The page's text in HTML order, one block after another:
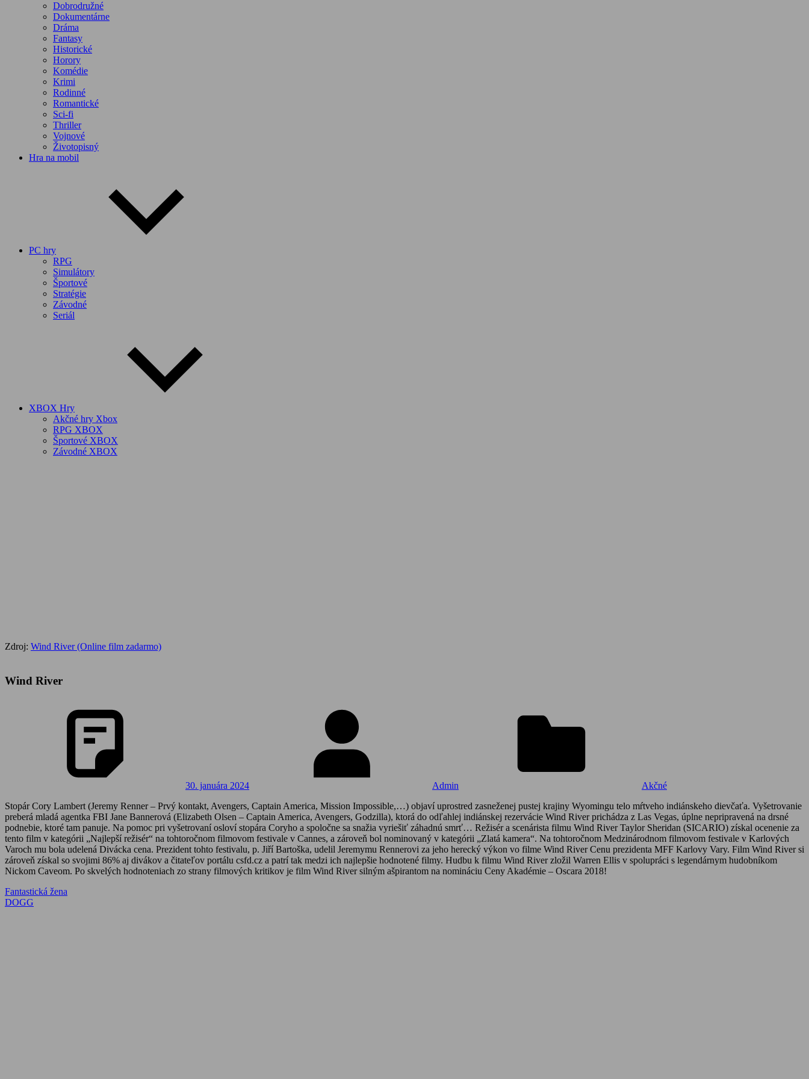
Dobrodružné
Dokumentárne
Dráma
Fantasy
Historické
Horory
Komédie
Krimi
Rodinné
Romantické
Sci-fi
Thriller
Vojnové
Životopisný
Hra na mobil
PC hry
RPG
Simulátory
Športové
Stratégie
Závodné
Seriál
XBOX Hry
Akčné hry Xbox
RPG XBOX
Športové XBOX
Závodné XBOX
Zdroj: Wind River (Online film zadarmo)
Wind River
30. januára 2024 Admin
Akčné
Stopár Cory Lambert (Jeremy Renner – Prvý kontakt, Avengers, Captain America, Mission Impossible,…) objaví uprostred zasneženej pustej krajiny Wyomingu telo mŕtveho indiánskeho dievčaťa. Vyšetrovanie
preberá mladá agentka FBI Jane Bannerová (Elizabeth Olsen – Captain America, Avengers, Godzilla), ktorá do odľahlej indiánskej rezervácie Wind River prichádza z Las Vegas, úplne nepripravená na drsné
podnebie, ktoré tam panuje. Na pomoc pri vyšetrovaní osloví stopára Coryho a spoločne sa snažia vyriešiť záhadnú smrť… Režisér a scenárista filmu Wind River Taylor Sheridan (SICARIO) získal ocenenie za
tento film v kategórii „Najlepší režisér“ na tohtoročnom filmovom festivale v Cannes, a zároveň bol nominovaný v kategórii „Zlatá kamera“. Na tohtoročnom Medzinárodnom filmovom festivale v Karlových
Varoch mu bola udelená Divácka cena. Prezident tohto festivalu, p. Jiří Bartoška, udelil Jeremymu Rennerovi za jeho herecký výkon vo filme Wind River Cenu prezidenta MFF Karlovy Vary. Film Wind River si
zároveň získal so svojimi 86% aj divákov a čitateľov portálu csfd.cz a patrí tak medzi ich najlepšie hodnotené filmy. Hudbu k filmu Wind River zložil Warren Ellis v spolupráci s legendárnym hudobníkom
Nickom Caveom. Po skvelých hodnoteniach zo strany filmových kritikov je film Wind River silným ašpirantom na nomináciu Ceny Akadémie – Oscara 2018!
Navigácia
v
Previous
Post:
Fantastická žena
Next
DOGG